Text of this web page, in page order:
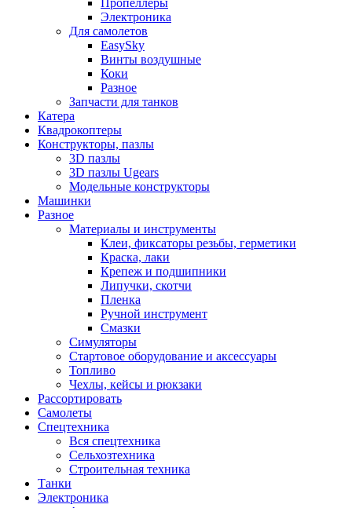
Пропеллеры
Электроника
Для самолетов
EasySky
Винты воздушные
Коки
Разное
Запчасти для танков
Катера
Квадрокоптеры
Конструкторы, пазлы
3D пазлы
3D пазлы Ugears
Модельные конструкторы
Машинки
Разное
Материалы и инструменты
Клеи, фиксаторы резьбы, герметики
Краска, лаки
Крепеж и подшипники
Липучки, скотчи
Пленка
Ручной инструмент
Смазки
Симуляторы
Стартовое оборудование и аксессуары
Топливо
Чехлы, кейсы и рюкзаки
Рассортировать
Самолеты
Спецтехника
Вся спецтехника
Сельхозтехника
Строительная техника
Танки
Электроника